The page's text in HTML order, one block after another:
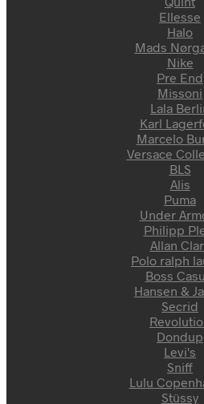
Ellesse
Halo
Mads
Nike
Pre End
Missoni
Lala
Karl
Marcelo
Versace
BLS
Alis
Puma
Under
Philipp
Allan
Polo ralph
Boss
Hansen &
Secrid
Dondup
Levi's
Sniff
Lulu
Stüssy